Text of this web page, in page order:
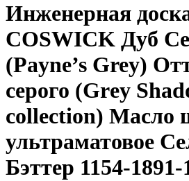
Инженерная
COSWICK Дуб
(Payne’s Grey)
серого (Grеy
collection) Масло
ультраматовое
Бэттер 1154-1891-